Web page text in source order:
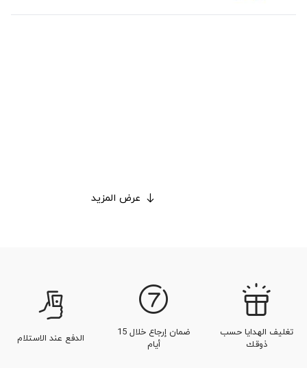
عرض المزيد
تغليف الهدايا حسب
ذوقك
ضمان إرجاع خلال 15
أيام
الدفع عند الاستلام